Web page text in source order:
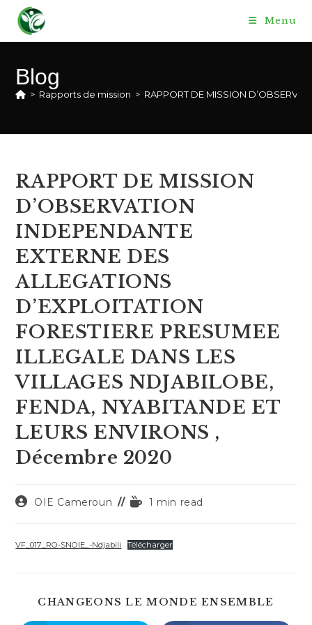
content
Menu
Blog
> Rapports de mission > RAPPORT DE MISSION
RAPPORT DE MISSION
D’OBSERVATION
INDEPENDANTE
EXTERNE DES
ALLEGATIONS
D’EXPLOITATION
FORESTIERE PRESUMEE
ILLEGALE DANS LES
VILLAGES NDJABILOBE,
FENDA, NYABITANDE ET
LEURS ENVIRONS ,
Décembre 2020
Auteur/autrice
publication :
OIE Cameroun
Temps1 min read
VF_017_RO-SNOIE_-Ndjabili Télécharger
CHANGEONS LE MONDE ENSEMBLE